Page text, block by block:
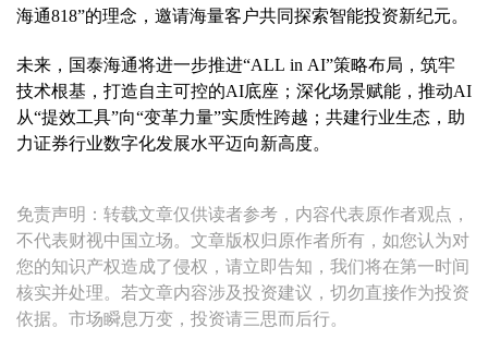
海通818”的理念，邀请海量客户共同探索智能投资新纪元。
未来，国泰海通将进一步推进“ALL in AI”策略布局，筑牢
技术根基，打造自主可控的AI底座；深化场景赋能，推动AI
从“提效工具”向“变革力量”实质性跨越；共建行业生态，助
力证券行业数字化发展水平迈向新高度。
免责声明：转载文章仅供读者参考，内容代表原作者观点，
不代表财视中国立场。文章版权归原作者所有，如您认为对
您的知识产权造成了侵权，请立即告知，我们将在第一时间
核实并处理。若文章内容涉及投资建议，切勿直接作为投资
依据。市场瞬息万变，投资请三思而后行。